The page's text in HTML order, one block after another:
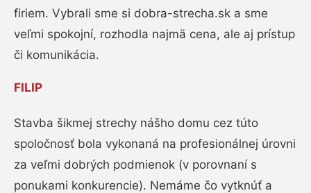
firiem. Vybrali sme si dobra-strecha.sk a sme
veľmi spokojní, rozhodla najmä cena, ale aj prístup
či komunikácia.
FILIP
Stavba šikmej strechy nášho domu cez túto
spoločnosť bola vykonaná na profesionálnej úrovni
za veľmi dobrých podmienok (v porovnaní s
ponukami konkurencie). Nemáme čo vytknúť a